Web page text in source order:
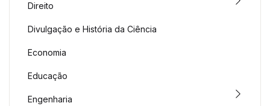
Direito
Divulgação e História da Ciência
Economia
Educação
Engenharia